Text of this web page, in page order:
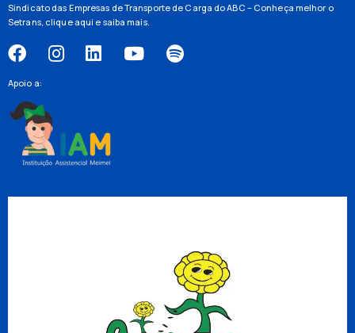
Sindicato das Empresas de Transporte de Carga do ABC – Conheça melhor o
Setrans, clique aqui e saiba mais.
Apoio a: